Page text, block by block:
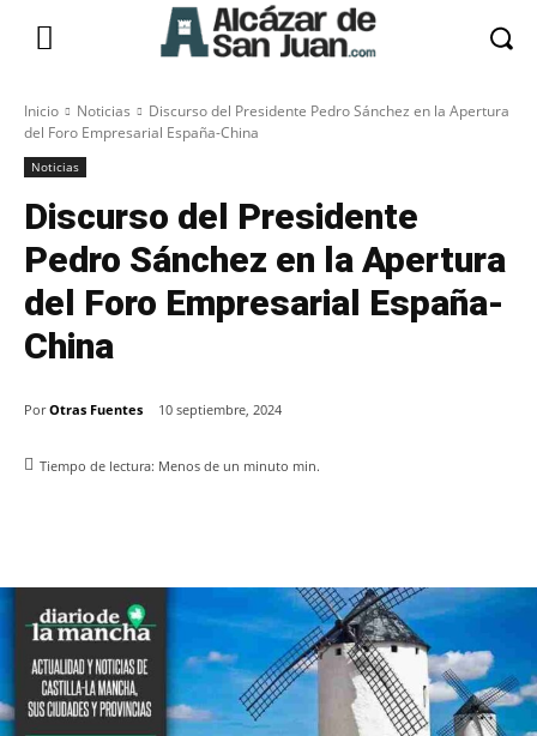
Inicio Noticias
Discurso del Presidente Pedro Sánchez en la Apertura
del Foro Empresarial España-China
Noticias
Discurso del Presidente
Pedro Sánchez en la Apertura
del Foro Empresarial España-
China
Por Otras Fuentes 10 septiembre, 2024
Tiempo de lectura: Menos de un minuto min.